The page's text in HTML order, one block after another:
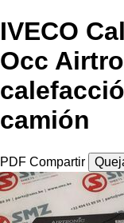
IVECO
Occ
camión
PDF Compartir